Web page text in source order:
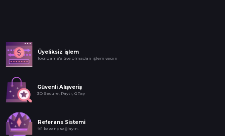
Üyeliksiz işlem
foxngame'e üye olmadan işlem yapın
Güvenli Alışveriş
3D Secure, Paytr, GPay
Referans Sistemi
%1 kazanç sağlayın.